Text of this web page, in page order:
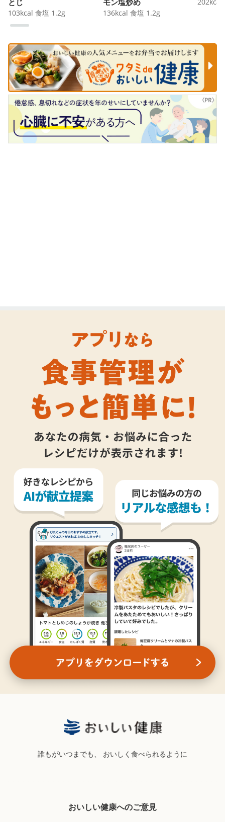
103kcal 食塩 1.2g 136kcal 食塩 1.2g
誰もがいつまでも、 おいしく食べられるように
おいしい健康へのご意見